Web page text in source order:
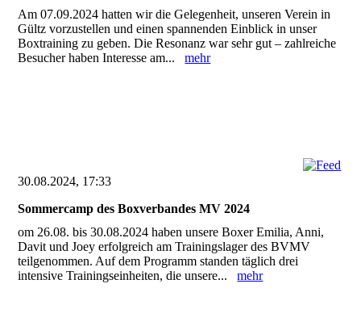
Am 07.09.2024 hatten wir die Gelegenheit, unseren Verein in
Gültz vorzustellen und einen spannenden Einblick in unser
Boxtraining zu geben. Die Resonanz war sehr gut – zahlreiche
Besucher haben Interesse am...mehr
30.08.2024, 17:33
Sommercamp des Boxverbandes MV 2024
om 26.08. bis 30.08.2024 haben unsere Boxer Emilia, Anni,
Davit und Joey erfolgreich am Trainingslager des BVMV
teilgenommen. Auf dem Programm standen täglich drei
intensive Trainingseinheiten, die unsere...mehr